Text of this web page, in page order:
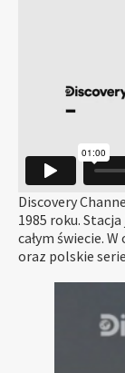
Discovery
1985 roku.
całym świecie.
oraz polskie